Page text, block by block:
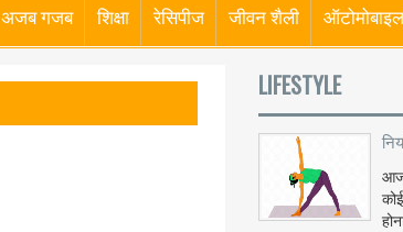
अजब गजब शिक्षा रेसिपीज जीवन शैली ऑटोमोबाइल
LIFESTYLE
आज